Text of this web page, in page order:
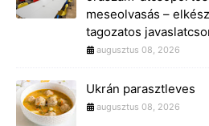
meseolvasás –
tagozatos
augusztus 08, 2026
Ukrán parasztleves
augusztus 08, 2026